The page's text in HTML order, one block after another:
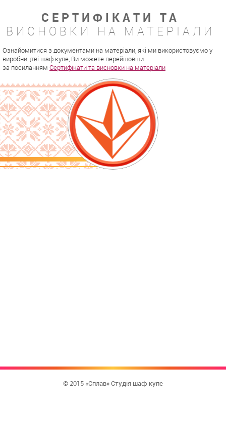
СЕРТИФІКАТИ ТА
ВИСНОВКИ НА МАТЕРІАЛИ
Ознайомитися з документами на матеріали, які ми використовуємо у
виробництві шаф купе, Ви можете перейшовши
за посиланням Сертифікати та висновки на матеріали
© 2015 «Сплав» Студія шаф купе